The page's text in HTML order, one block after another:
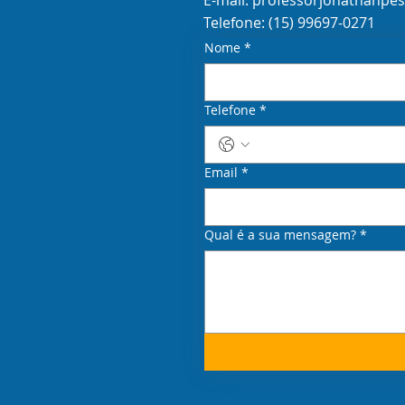
Telefone: (15) 99697-0271
Nome *
Telefone *
Email *
Qual é a sua mensagem? *